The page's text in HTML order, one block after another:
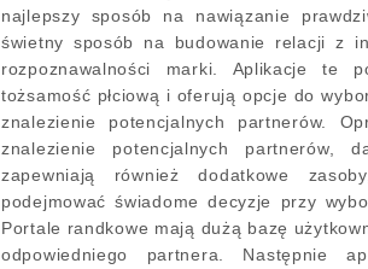
najlepszy sposób na nawiązanie
świetny sposób na budowanie relacji z
rozpoznawalności marki. Aplikacje te
tożsamość płciową i oferują opcje do
znalezienie potencjalnych partnerów.
znalezienie potencjalnych partnerów,
zapewniają również dodatkowe
podejmować świadome decyzje przy
Portale randkowe mają dużą bazę
odpowiedniego partnera. Następnie